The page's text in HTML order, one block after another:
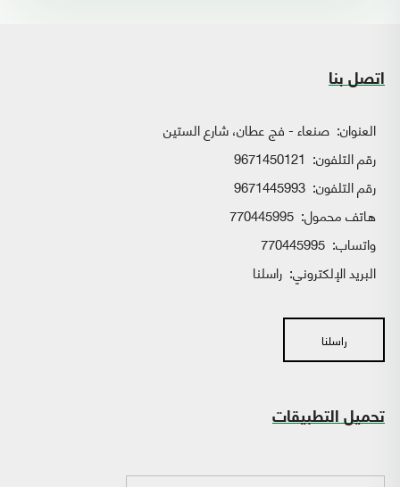
اتصل بنا
العنوان: صنعاء - فج عطان، شارع الستين
رقم التلفون: 9671450121
رقم التلفون: 9671445993
هاتف محمول: 770445995
واتساب:
البريد الإلكتروني: راسلنا
راسلنا
تحميل التطبيقات